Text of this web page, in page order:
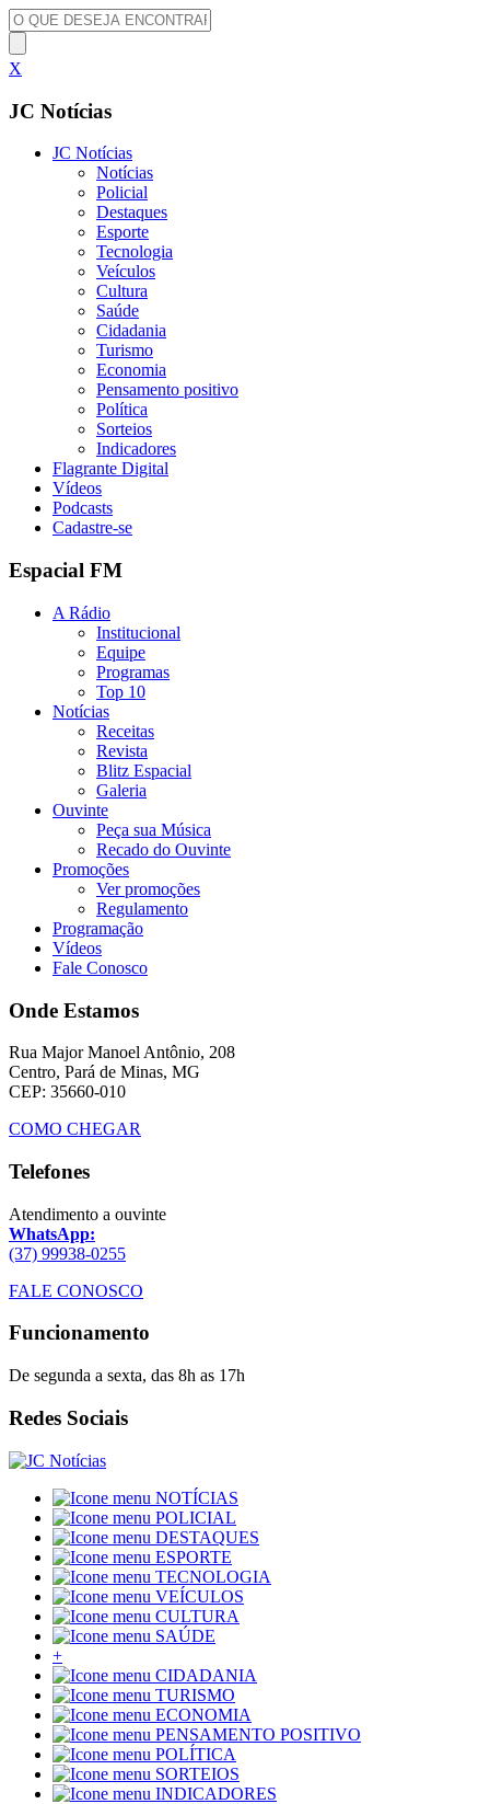
X
JC Notícias
JC Notícias
Notícias
Policial
Destaques
Esporte
Tecnologia
Veículos
Cultura
Saúde
Cidadania
Turismo
Economia
Pensamento positivo
Política
Sorteios
Indicadores
Flagrante Digital
Vídeos
Podcasts
Cadastre-se
Espacial FM
A Rádio
Institucional
Equipe
Programas
Top 10
Notícias
Receitas
Revista
Blitz Espacial
Galeria
Ouvinte
Peça sua Música
Recado do Ouvinte
Promoções
Ver promoções
Regulamento
Programação
Vídeos
Fale Conosco
Onde Estamos
Rua Major Manoel Antônio, 208
Centro, Pará de Minas, MG
CEP: 35660-010
COMO CHEGAR
Telefones
Atendimento a ouvinte
WhatsApp:
(37) 99938-0255
FALE CONOSCO
Funcionamento
De segunda a sexta, das 8h as 17h
Redes Sociais
NOTÍCIAS
POLICIAL
DESTAQUES
ESPORTE
TECNOLOGIA
VEÍCULOS
CULTURA
SAÚDE
+
CIDADANIA
TURISMO
ECONOMIA
PENSAMENTO POSITIVO
POLÍTICA
SORTEIOS
INDICADORES